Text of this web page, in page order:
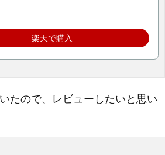
楽天で購入
たので、レビューしたいと思い